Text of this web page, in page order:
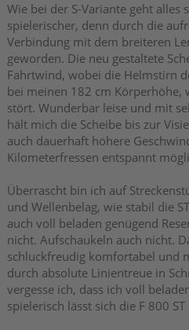
Wie bei der S-Variante geht alles
spielerischer, denn durch die
Verbindung mit dem breiteren
geworden. Die neu gestaltete
Fahrtwind, wobei die Helmstirn
bei meinen 182 cm Körperhöhe,
stört. Wunderbar leise und mit
hält mich die Scheibe bis zur
auch dauerhaft höhere
Kilometerfressen entspannt
Überrascht bin ich auf
und Wellenbelag, wie stabil die
auch voll beladen genügend
nicht. Aufschaukeln auch nicht.
schluckfreudig komfortabel und
durch absolute Linientreue in
vergesse ich, dass ich voll
spielerisch lässt sich die F 800